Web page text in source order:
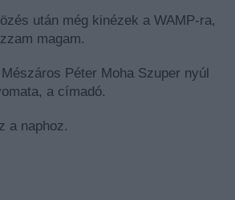
után még kinézek a WAMP-ra,
magam.
Péter Moha Szuper nyúl
a címadó.
a naphoz.